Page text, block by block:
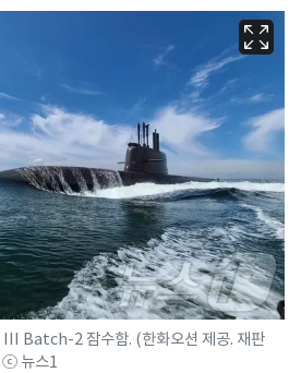
III Batch-2 잠수함. (한화오션 제공. 재판
ⓒ 뉴스1